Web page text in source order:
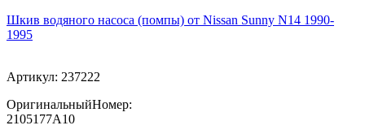
Шкив водяного насоса (помпы) от Nissan Sunny N14 1990-
1995
Артикул: 237222
ОригинальныйНомер:
2105177A10